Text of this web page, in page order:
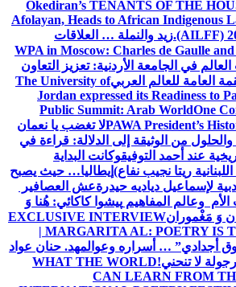
Okediran’s TENANTS OF THE
Afolayan, Heads to African Indigenous
(AILFF) زيد والنملة … العلاقات
WPA in Moscow: Charles de Gaulle
في الجامعة الأردنية: تعزيز التعاون
العامة للعالم العربيThe University of
Jordan expressed its Readiness to
Public Summit: Arab WorldOne
PAWA President’sلا تغضب يا نعمان
من الوثيقة إلى الدلالة: قراءة في
عند أحمد التوفيقوكانت البداية
ريتا نجيب نفاع) إيطاليا… حيث يصبح
لإسماعيل دياديه حيدرةعش العصافير
وعالم المفاهيم پیشوا کاکائي: هُنا وَ
وَ مَغْمورانEXCLUSIVE INTERVIEW
| MARGARITA AL: POETRY IS
أجدادي” … أسراره وعوالمهد. حنان عواد
لا تنحني!WHAT THE WORLD
CAN LEARN FROM